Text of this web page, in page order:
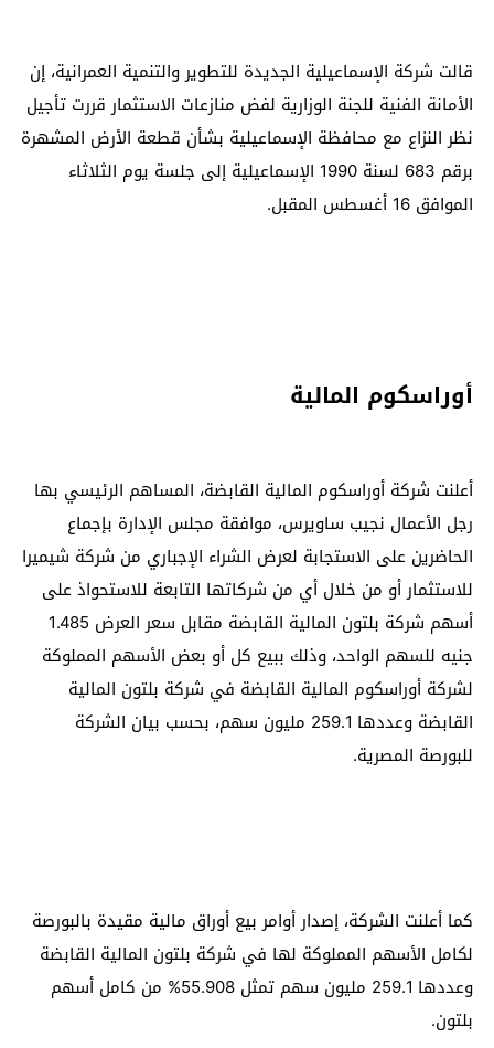
قالت شركة الإسماعيلية الجديدة للتطوير والتنمية العمرانية، إن
الأمانة الفنية للجنة الوزارية لفض منازعات الاستثمار قررت تأجيل
نظر النزاع مع محافظة الإسماعيلية بشأن قطعة الأرض المشهرة
برقم 683 لسنة 1990 الإسماعيلية إلى جلسة يوم الثلاثاء
الموافق 16 أغسطس المقبل.
أوراسكوم المالية
أعلنت شركة أوراسكوم المالية القابضة، المساهم الرئيسي بها
رجل الأعمال نجيب ساويرس، موافقة مجلس الإدارة بإجماع
الحاضرين على الاستجابة لعرض الشراء الإجباري من شركة شيميرا
للاستثمار أو من خلال أي من شركاتها التابعة للاستحواذ على
أسهم شركة بلتون المالية القابضة مقابل سعر العرض 1.485
جنيه للسهم الواحد، وذلك ببيع كل أو بعض الأسهم المملوكة
لشركة أوراسكوم المالية القابضة في شركة بلتون المالية
القابضة وعددها 259.1 مليون سهم، بحسب بيان الشركة
للبورصة المصرية.
كما أعلنت الشركة، إصدار أوامر بيع أوراق مالية مقيدة بالبورصة
لكامل الأسهم المملوكة لها في شركة بلتون المالية القابضة
وعددها 259.1 مليون سهم تمثل 55.908% من كامل أسهم
بلتون.